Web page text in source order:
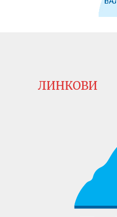
ЛИНКОВИ